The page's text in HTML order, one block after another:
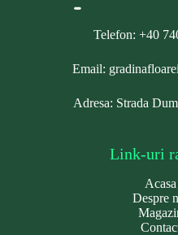
Telefon: +40
Email:
Adresa: Strada
Link-uri
Acasa
Despre